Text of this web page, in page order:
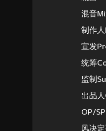
混音
制作
宣发
统筹
监制
出品
OP/
风决